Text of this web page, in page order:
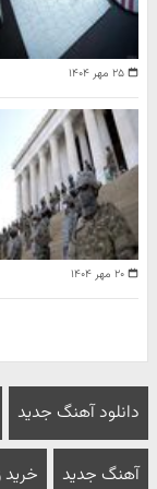
۲۵ مهر ۱۴۰۴
۲۰ مهر ۱۴۰۴
دانلود آهنگ جدید
آهنگ جدید خرید